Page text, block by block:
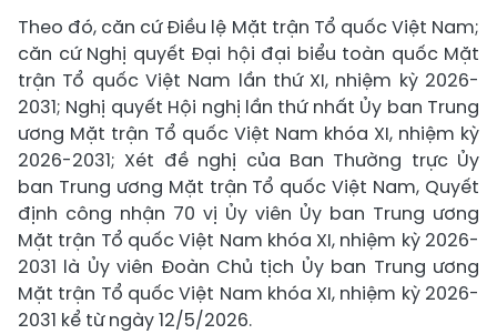
Theo đó, căn cứ Điều lệ Mặt trận Tổ quốc Việt Nam;
căn cứ Nghị quyết Đại hội đại biểu toàn quốc Mặt
trận Tổ quốc Việt Nam lần thứ XI, nhiệm kỳ 2026-
2031; Nghị quyết Hội nghị lần thứ nhất Ủy ban Trung
ương Mặt trận Tổ quốc Việt Nam khóa XI, nhiệm kỳ
2026-2031; Xét đề nghị của Ban Thường trực Ủy
ban Trung ương Mặt trận Tổ quốc Việt Nam, Quyết
định công nhận 70 vị Ủy viên Ủy ban Trung ương
Mặt trận Tổ quốc Việt Nam khóa XI, nhiệm kỳ 2026-
2031 là Ủy viên Đoàn Chủ tịch Ủy ban Trung ương
Mặt trận Tổ quốc Việt Nam khóa XI, nhiệm kỳ 2026-
2031 kể từ ngày 12/5/2026.